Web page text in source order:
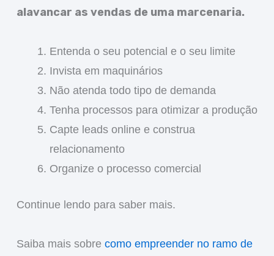
alavancar as vendas de uma marcenaria.
Entenda o seu potencial e o seu limite
Invista em maquinários
Não atenda todo tipo de demanda
Tenha processos para otimizar a produção
Capte leads online e construa
relacionamento
Organize o processo comercial
Continue lendo para saber mais.
Saiba mais sobre como empreender no ramo de